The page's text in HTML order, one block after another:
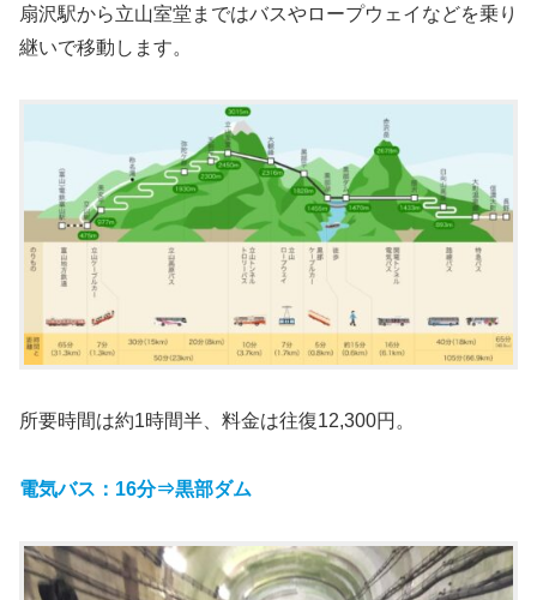
扇沢駅から立山室堂まではバスやロープウェイなどを乗り
継いで移動します。
所要時間は約1時間半、料金は往復12,300円。
電気バス：16分⇒黒部ダム